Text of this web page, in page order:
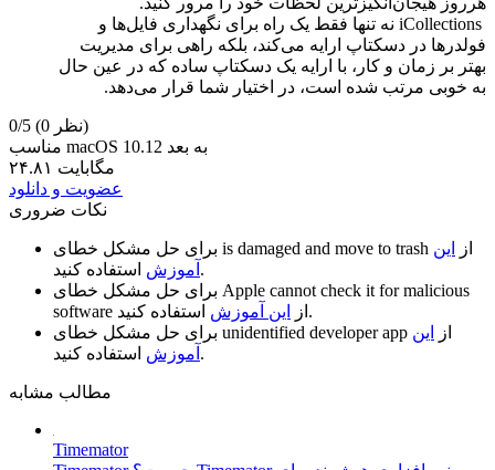
iCollections نه تنها فقط یک راه برای نگهداری فایل‌ها و
فولدرها در دسکتاپ ارایه می‌کند، بلکه راهی برای مدیریت
بهتر بر زمان و کار، با ارایه یک دسکتاپ ساده که در عین حال
به خوبی مرتب شده است، در اختیار شما قرار می‌دهد.
0/5
(0 نظر)
مناسب macOS 10.12 به بعد
۲۴.۸۱ مگابایت
عضویت و دانلود
نکات ضروری
is damaged and move to trash از
این
آموزش استفاده کنید.
Apple cannot check it for malicious
software
از این آموزش
استفاده کنید.
unidentified developer app از
این
آموزش استفاده کنید.
مطالب مشابه
Timemator